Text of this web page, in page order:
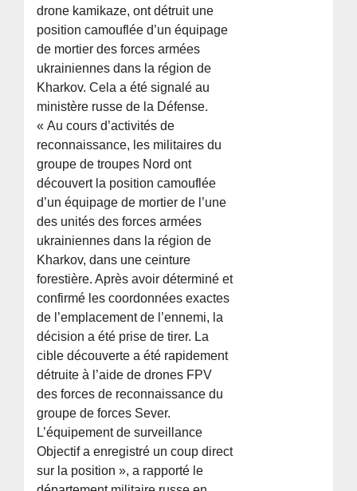
drone kamikaze, ont détruit une
position camouflée d’un équipage
de mortier des forces armées
ukrainiennes dans la région de
Kharkov. Cela a été signalé au
ministère russe de la Défense.
« Au cours d’activités de
reconnaissance, les militaires du
groupe de troupes Nord ont
découvert la position camouflée
d’un équipage de mortier de l’une
des unités des forces armées
ukrainiennes dans la région de
Kharkov, dans une ceinture
forestière. Après avoir déterminé et
confirmé les coordonnées exactes
de l’emplacement de l’ennemi, la
décision a été prise de tirer. La
cible découverte a été rapidement
détruite à l’aide de drones FPV
des forces de reconnaissance du
groupe de forces Sever.
L’équipement de surveillance
Objectif a enregistré un coup direct
sur la position », a rapporté le